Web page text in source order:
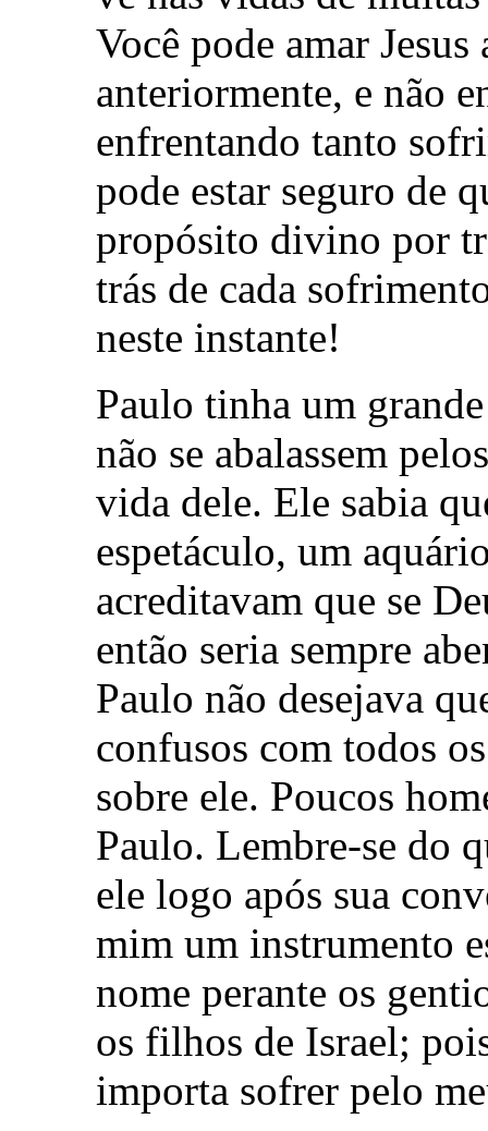
Você pode amar
anteriormente, e não
enfrentando tanto
pode estar seguro de
propósito divino por
trás de cada
neste instante!
Paulo tinha um
não se abalassem
vida dele. Ele sabia
espetáculo, um
acreditavam que se
então seria sempre
Paulo não desejava
confusos com todos
sobre ele. Poucos
Paulo. Lembre-se do
ele logo após sua
mim um instrumento
nome perante os
os filhos de Israel;
importa sofrer pelo